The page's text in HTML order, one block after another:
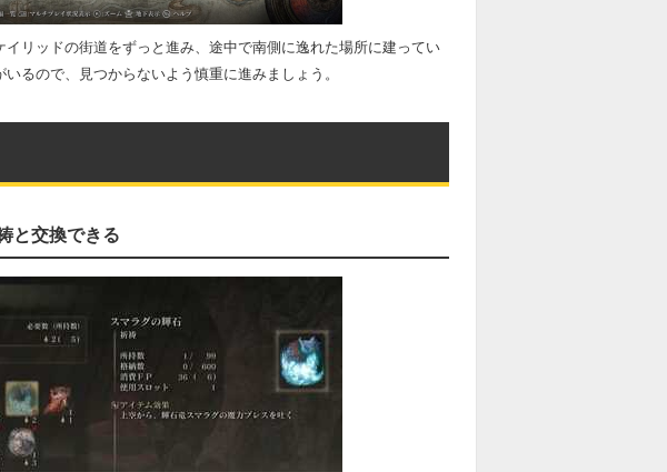
リッドの街道をずっと進み、途中で南側に逸れた場所に建ってい
るので、見つからないよう慎重に進みましょう。
と交換できる